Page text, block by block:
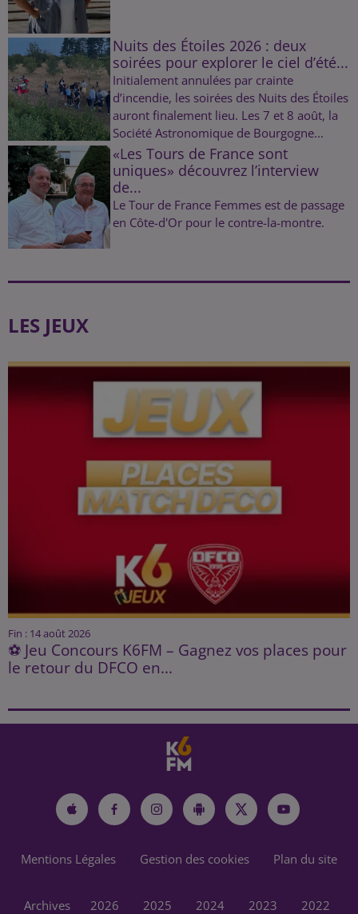
Nuits des Étoiles 2026 : deux
soirées pour explorer le ciel d’été...
Initialement annulées par crainte
d’incendie, les soirées des Nuits des Étoiles
auront finalement lieu. Les 7 et 8 août, la
Société Astronomique de Bourgogne...
«Les Tours de France sont
uniques» découvrez l’interview
de...
Le Tour de France Femmes est de passage
en Côte-d'Or pour le contre-la-montre.
LES JEUX
Fin : 14 août 2026
⚽ Jeu Concours K6FM – Gagnez vos places pour
le retour du DFCO en...
Mentions Légales Gestion des cookies Plan du site
Archives 2026 2025 2024 2023 2022